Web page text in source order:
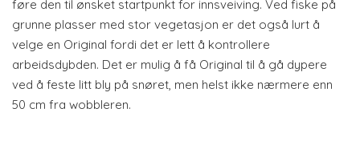
føre den til ønsket startpunkt for innsveiving. Ved fiske på
grunne plasser med stor vegetasjon er det også lurt å
velge en Original fordi det er lett å kontrollere
arbeidsdybden. Det er mulig å få Original til å gå dypere
ved å feste litt bly på snøret, men helst ikke nærmere enn
50 cm fra wobbleren.